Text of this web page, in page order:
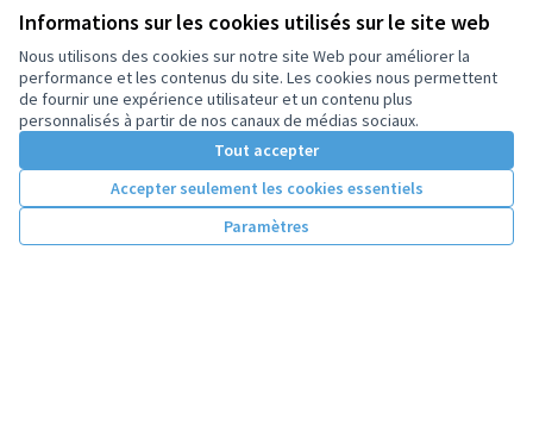
Informations sur les cookies utilisés sur le site web
Nous utilisons des cookies sur notre site Web pour améliorer la
performance et les contenus du site. Les cookies nous permettent
de fournir une expérience utilisateur et un contenu plus
personnalisés à partir de nos canaux de médias sociaux.
Tout accepter
Accepter seulement les cookies essentiels
Paramètres